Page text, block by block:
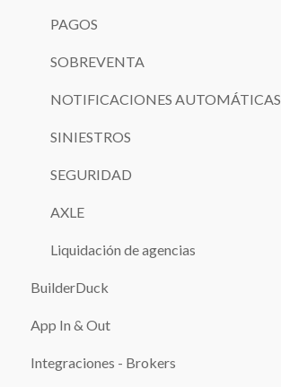
PAGOS
SOBREVENTA
NOTIFICACIONES AUTOMÁTICAS
SINIESTROS
SEGURIDAD
AXLE
Liquidación de agencias
BuilderDuck
Primeros pasos
Configura tu kit de marca
App In & Out
Configuración
Integraciones - Brokers